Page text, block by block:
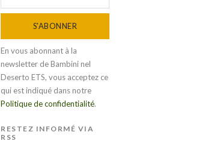
S'ABONNER
En vous abonnant à la
newsletter de Bambini nel
Deserto ETS, vous acceptez ce
qui est indiqué dans notre
Politique de confidentialité.
RESTEZ INFORMÉ VIA
RSS